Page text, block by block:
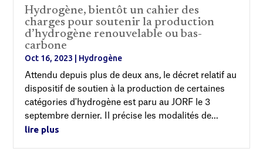
Hydrogène, bientôt un cahier des
charges pour soutenir la production
d’hydrogène renouvelable ou bas-
carbone
Oct 16, 2023 Hydrogène
Attendu depuis plus de deux ans, le décret relatif au
dispositif de soutien à la production de certaines
catégories d'hydrogène est paru au JORF le 3
septembre dernier. Il précise les modalités de...
lire plus